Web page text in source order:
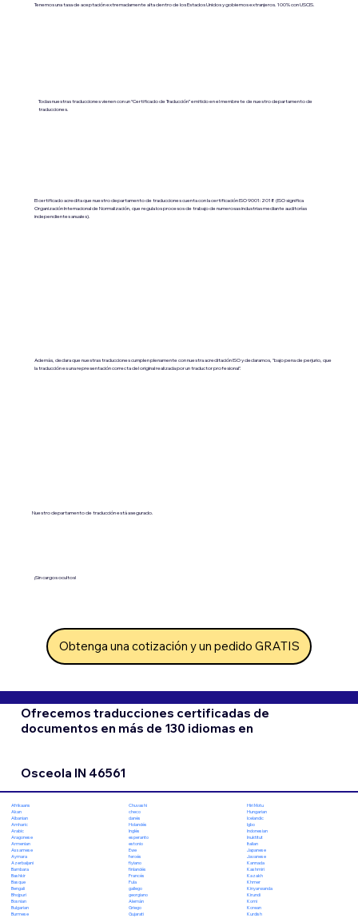
Tenemos una tasa de aceptación extremadamente alta dentro de los Estados Unidos y gobiernos extranjeros. 100% con USCIS.
Todas nuestras traducciones vienen con un “Certificado de Traducción” emitido en el membrete de nuestro departamento de
traducciones.
El certificado acredita que nuestro departamento de traducciones cuenta con la certificación ISO 9001:2018 (ISO significa
Organización Internacional de Normalización, que regula los procesos de trabajo de numerosas industrias mediante auditorías
independientes anuales).
Además, declara que nuestras traducciones cumplen plenamente con nuestra acreditación ISO y declaramos, "bajo pena de perjurio, que
la traducción es una representación correcta del original realizada por un traductor profesional".
Nuestro departamento de traducción está asegurado.
¡Sin cargos ocultos!
Obtenga una cotización y un pedido GRATIS
Ofrecemos traducciones certificadas de
documentos en más de 130 idiomas en
Osceola IN 46561
Afrikaans
Akan
Albanian
Amharic
Arabic
Aragonese
Armenian
Assamese
Aymara
Azerbaijani
Bambara
Bashkir
Basque
Bengali
Bhojpuri
Bosnian
Bulgarian
Burmese
Chuvashi
checo
danés
Holandés
Inglés
esperanto
estonio
Ewe
feroés
fiyiano
finlandés
Francés
Fula
gallego
georgiano
Alemán
Griego
Gujarati
Hiri Motu
Hungarian
Icelandic
Igbo
Indonesian
Inuktitut
Italian
Japanese
Javanese
Kannada
Kashmiri
Kazakh
Khmer
Kinyarwanda
Kirundi
Komi
Korean
Kurdish